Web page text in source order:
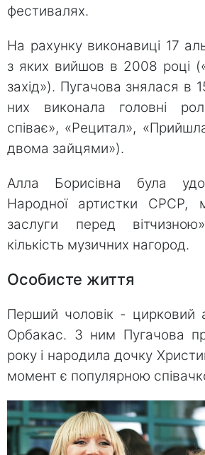
фестивалях.
На рахунку виконавиці 17
з яких вийшов в 2008 році
захід»). Пугачова знялася в
них виконала головні
співає», «Рецитал»,
двома зайцями»).
Алла Борисівна була
Народної артистки СРСР,
заслуги перед
кількість музичних нагород.
Особисте життя
Перший чоловік - цирковий
Орбакас. З ним Пугачова
року і народила дочку
момент є популярною